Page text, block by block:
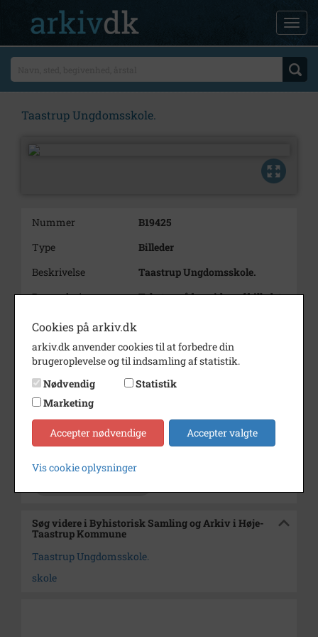
Taastrup Ungdomsskole.
Nummer
B19425
Type
Billeder
Beskrivelse
Taastrup Ungdomsskole.
Bemærkning
Teksten på bagsiden af billedet
Årstal
Dateringsnote
Februar 1999
Fotograf
Ukendt
Se på kort
Arkiv
Byhistorisk Samling og Arkiv i
Høje-Taastrup Kommune
Søg videre i Byhistorisk Samling og Arkiv i Høje-
Taastrup Kommune
Taastrup Ungdomsskole.
skole
Cookies på arkiv.dk
arkiv.dk anvender cookies til at forbedre din
brugeroplevelse og til indsamling af statistik.
Nødvendig
Statistik
Marketing
Accepter nødvendige Accepter valgte
Vis cookie oplysninger